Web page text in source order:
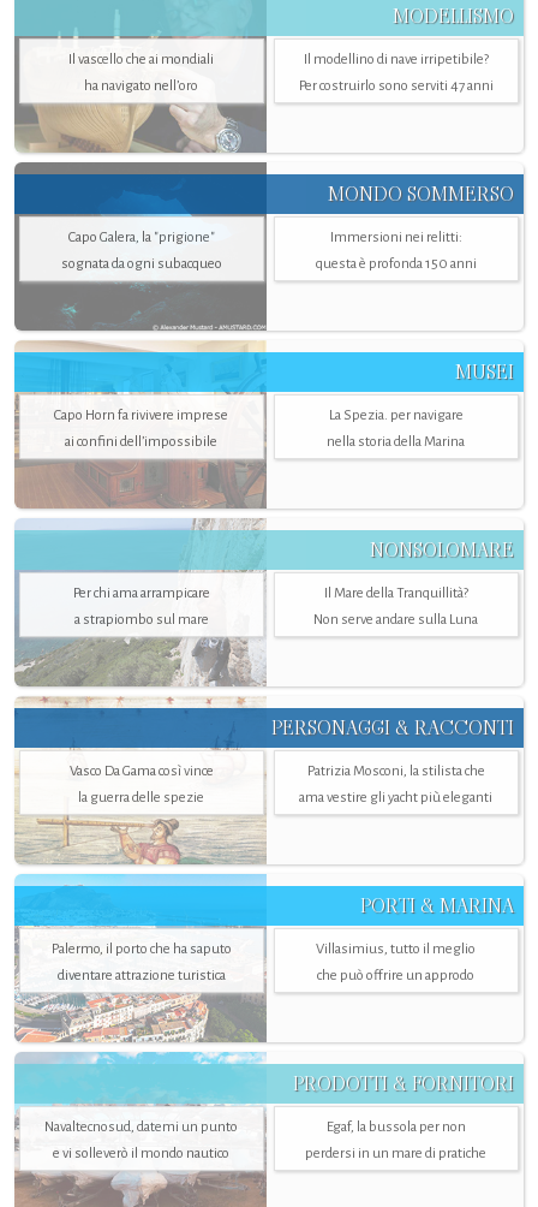
MODELLISMO
Il vascello che ai mondiali
ha navigato nell’oro
Il modellino di nave irripetibile?
Per costruirlo sono serviti 47 anni
MONDO SOMMERSO
Capo Galera, la "prigione"
sognata da ogni subacqueo
Immersioni nei relitti:
questa è profonda 150 anni
MUSEI
Capo Horn fa rivivere imprese
ai confini dell’impossibile
La Spezia. per navigare
nella storia della Marina
NONSOLOMARE
Per chi ama arrampicare
a strapiombo sul mare
Il Mare della Tranquillità?
Non serve andare sulla Luna
PERSONAGGI & RACCONTI
Vasco Da Gama così vince
la guerra delle spezie
Patrizia Mosconi, la stilista che
ama vestire gli yacht più eleganti
PORTI & MARINA
Palermo, il porto che ha saputo
diventare attrazione turistica
Villasimius, tutto il meglio
che può offrire un approdo
PRODOTTI & FORNITORI
Navaltecnosud, datemi un punto
e vi solleverò il mondo nautico
Egaf, la bussola per non
perdersi in un mare di pratiche